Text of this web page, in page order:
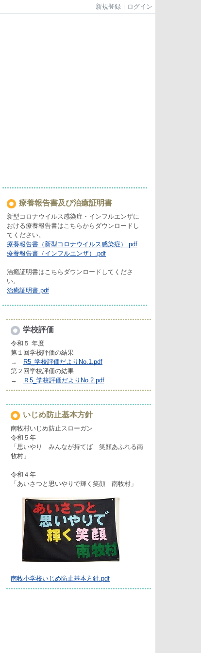
新規登録 ログイン
療養報告書及び治癒証明書
新型コロナウイルス感染症・インフルエンザに
おける療養報告書はこちらからダウンロードし
てください。
療養報告書（新型コロナウイルス感染症）.pdf
療養報告書（インフルエンザ）.pdf
治癒証明書はこちらダウンロードしてくださ
い。
治癒証明書.pdf
学校評価
令和５ 年度
第１回学校評価の結果
→
R5_学校評価だよりNo.1.pdf
第２回学校評価の結果
→
Ｒ5_学校評価だよりNo.2.pdf
いじめ防止基本方針
南牧村いじめ防止スローガン
令和５年
「思いやり みんなが持てば 笑顔あふれる南
牧村」
令和４年
「あいさつと思いやりで輝く笑顔 南牧村」
南牧小学校いじめ防止基本方針.pdf